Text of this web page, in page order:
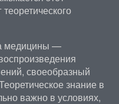
медицины —
своеобразный
знание в
важно в условиях,